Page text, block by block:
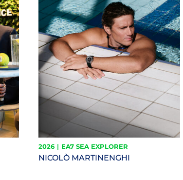
2026 | EA7 SEA EXPLORER
NICOLÒ MARTINENGHI